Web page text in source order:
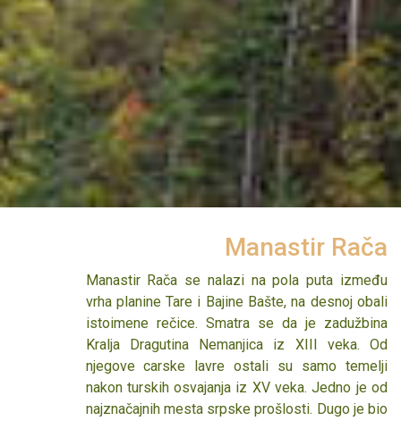
Zaovinsko jezero se nalazi kod mesta Zaovine,
na planini Tari, u granicama Nacionalnog parka
Tara, u zapadnoj Srbiji. Po svom nastanku je
veštačko jezero i nastalo je pregrađivanjem toka
Belog Rzava i izgradnjom brane u zaseoku Đurići
kod sela Zaovine. Zaovinsko jezero ima dubinu
od 110 m i izgrađeno je u funkciji hidroelektrane
Manastir Rača
Manastir Rača se nalazi na pola puta između
vrha planine Tare i Bajine Bašte, na desnoj obali
istoimene rečice. Smatra se da je zadužbina
Kralja Dragutina Nemanjica iz XIII veka. Od
njegove carske lavre ostali su samo temelji
nakon turskih osvajanja iz XV veka. Jedno je od
najznačajnih mesta srpske prošlosti. Dugo je bio